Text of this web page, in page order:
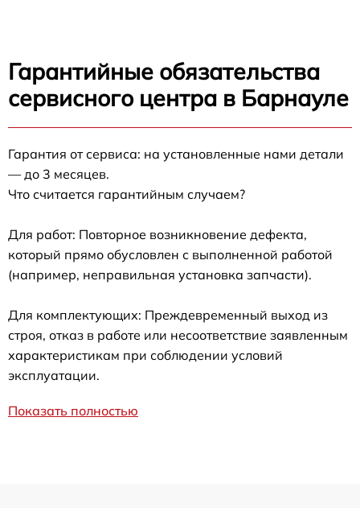
Гарантийные обязательства
сервисного центра в Барнауле
Гарантия от сервиса: на установленные нами детали
— до 3 месяцев.
Что считается гарантийным случаем?
Для работ: Повторное возникновение дефекта,
который прямо обусловлен с выполненной работой
(например, неправильная установка запчасти).
Для комплектующих: Преждевременный выход из
строя, отказ в работе или несоответствие заявленным
характеристикам при соблюдении условий
эксплуатации.
Показать полностью